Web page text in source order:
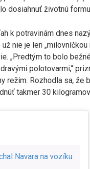
dosiahnuť životnú
k potravinám dnes
nie je len „milovníčkou
„Predtým to bolo
polotovarmi,“
režim. Rozhodla sa, že
takmer 30
Navara na vozíku